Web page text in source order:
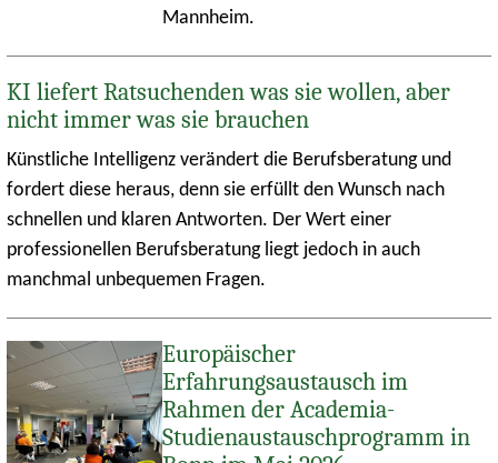
Mannheim.
KI liefert Ratsuchenden was sie wollen, aber
nicht immer was sie brauchen
Künstliche Intelligenz verändert die Berufsberatung und
fordert diese heraus, denn sie erfüllt den Wunsch nach
schnellen und klaren Antworten. Der Wert einer
professionellen Berufsberatung liegt jedoch in auch
manchmal unbequemen Fragen.
Europäischer
Erfahrungsaustausch im
Rahmen der Academia-
Studienaustauschprogramm in